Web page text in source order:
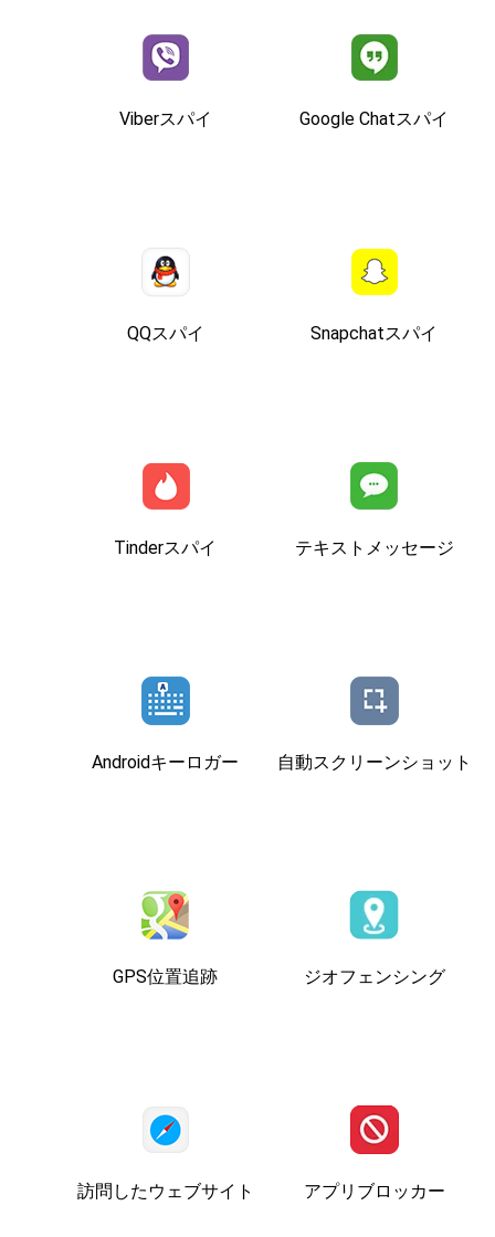
Viberスパイ Google Chatスパイ
QQスパイ Snapchatスパイ
Tinderスパイ テキストメッセージ
Androidキーロガー 自動スクリーンショット
GPS位置追跡 ジオフェンシング
訪問したウェブサイト アプリブロッカー